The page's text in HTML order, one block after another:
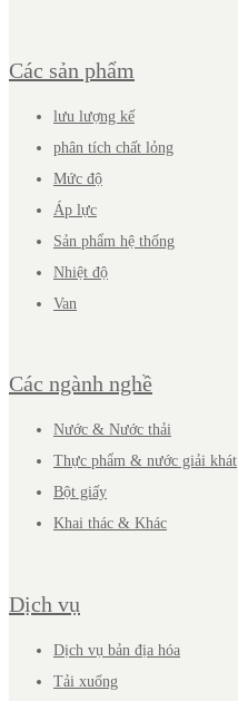
Các sản phẩm
lưu lượng kế
phân tích chất lỏng
Mức độ
Áp lực
Sản phẩm hệ thống
Nhiệt độ
Van
Các ngành nghề
Nước & Nước thải
Thực phẩm & nước giải khát
Bột giấy
Khai thác & Khác
Dịch vụ
Dịch vụ bản địa hóa
Tải xuống